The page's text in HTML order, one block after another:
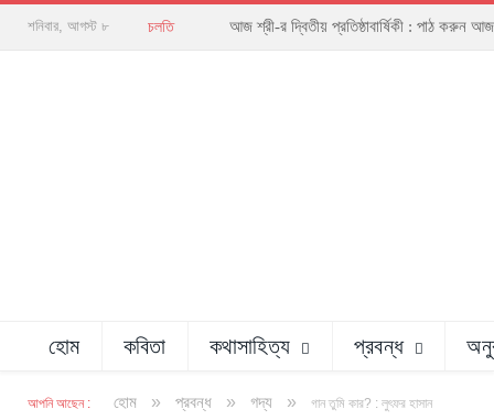
শনিবার, আগস্ট ৮ চলতি আজ শ্রী-র দ্বিতীয় প্রতিষ্ঠাবার্ষিকী : পাঠ করুন
হোম কবিতা কথাসাহিত্য প্রবন্ধ
আপনি আছেন : হোম » প্রবন্ধ » গদ্য » গান তুমি কার? : লুৎফর হাসান